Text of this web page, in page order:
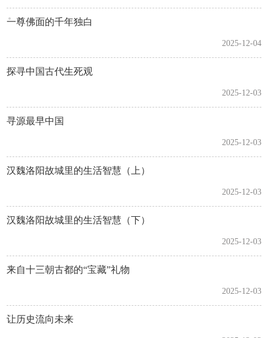
一尊佛面的千年独白
2025-12-04
探寻中国古代生死观
2025-12-03
寻源最早中国
2025-12-03
汉魏洛阳故城里的生活智慧（上）
2025-12-03
汉魏洛阳故城里的生活智慧（下）
2025-12-03
来自十三朝古都的“宝藏”礼物
2025-12-03
让历史流向未来